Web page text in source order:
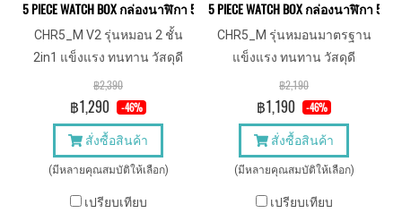
5 PIECE WATCH BOX กล่องนาฬิกา 5 เรือน หมอน 2in1 รองรับข้อมือม
CHR5_M V2 รุ่นหมอน 2 ชั้น
2in1 แข็งแรง ทนทาน วัสดุดี
รองรับสายนาฬิกาสั้นสำหรับคน
ข้อมือเล็ก
฿2,390
฿1,290 -46%
สั่งซื้อสินค้า
(มีหลายคุณสมบัติให้เลือก)
เปรียบเทียบ
5 PIECE WATCH BOX กล่องนาฬิกา
CHR5_M รุ่นหมอนมาตรฐาน
แข็งแรง ทนทาน วัสดุดี
฿2,190
฿1,190 -46%
สั่งซื้อสินค้า
(มีหลายคุณสมบัติให้เลือก)
เปรียบเทียบ